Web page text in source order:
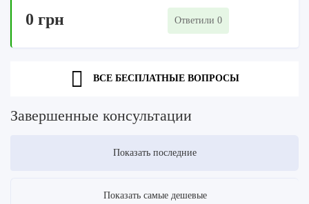
0 грн Ответили 0
ВСЕ БЕСПЛАТНЫЕ ВОПРОСЫ
Завершенные консультации
Показать последние
Показать самые дешевые